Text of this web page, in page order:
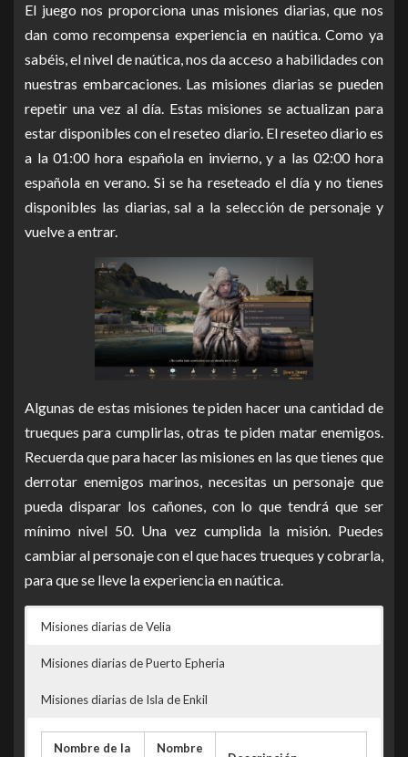
nuestraGuía de embarcaciones
El juego nos proporciona unas misiones diarias, que nos
dan como recompensa experiencia en naútica. Como ya
sabéis, el nivel de naútica, nos da acceso a habilidades con
nuestras embarcaciones. Las misiones diarias se pueden
repetir una vez al día. Estas misiones se actualizan para
estar disponibles con el reseteo diario. El reseteo diario es
a la 01:00 hora española en invierno, y a las 02:00 hora
española en verano. Si se ha reseteado el día y no tienes
disponibles las diarias, sal a la selección de personaje y
vuelve a entrar.
Algunas de estas misiones te piden hacer una cantidad de
trueques para cumplirlas, otras te piden matar enemigos.
Recuerda que para hacer las misiones en las que tienes que
derrotar enemigos marinos, necesitas un personaje que
pueda disparar los cañones, con lo que tendrá que ser
mínimo nivel 50. Una vez cumplida la misión. Puedes
cambiar al personaje con el que haces trueques y cobrarla,
para que se lleve la experiencia en naútica.
Misiones diarias de Velia
Misiones diarias de Puerto Epheria
Misiones diarias de Isla de Enkil
Nombre de la Nombre